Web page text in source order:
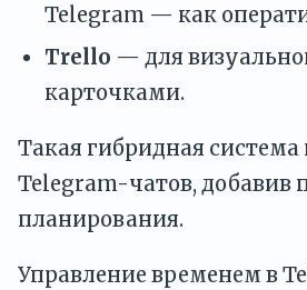
Telegram — как
Trello — для
карточками.
Такая гибридная система
Telegram-чатов,
планирования.
Управление временем в